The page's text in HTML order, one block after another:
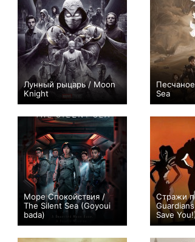
Лунный рыцарь / Moon
Knight
+658 8 6252
Sea
+12
Море Спокойствия /
The Silent Sea (Goyoui
bada)
+152 8 899
Стражи
Save
+13